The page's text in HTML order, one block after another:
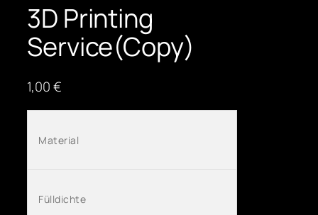
3D Printing
Service(Copy)
1,00€
Material
Fülldichte